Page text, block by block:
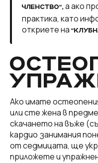
ЧЛЕНСТВО“, а ако
практика, като
откриете на
Ако имате
или сте жена в
скачането на въже
кардио занимания
от седмицата, ще
приложете и